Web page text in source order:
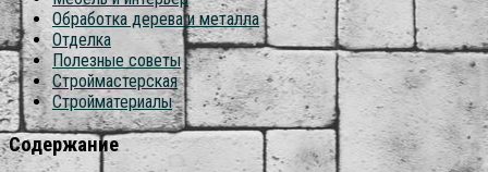
Обработка дерева и металла
Отделка
Полезные советы
Строймастерская
Стройматериалы
Содержание